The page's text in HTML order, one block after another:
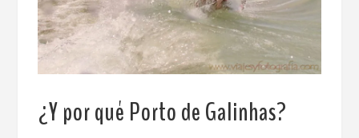
¿Y por qué Porto de Galinhas?